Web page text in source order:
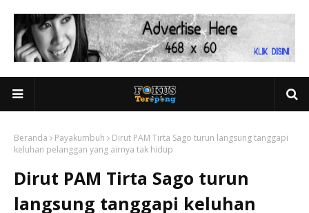
Beranda Payakumbuh
Dirut PAM Tirta Sago turun langsung tanggapi
keluhan pelanggan yang airnya tak hidup
Dirut PAM Tirta Sago turun
langsung tanggapi keluhan